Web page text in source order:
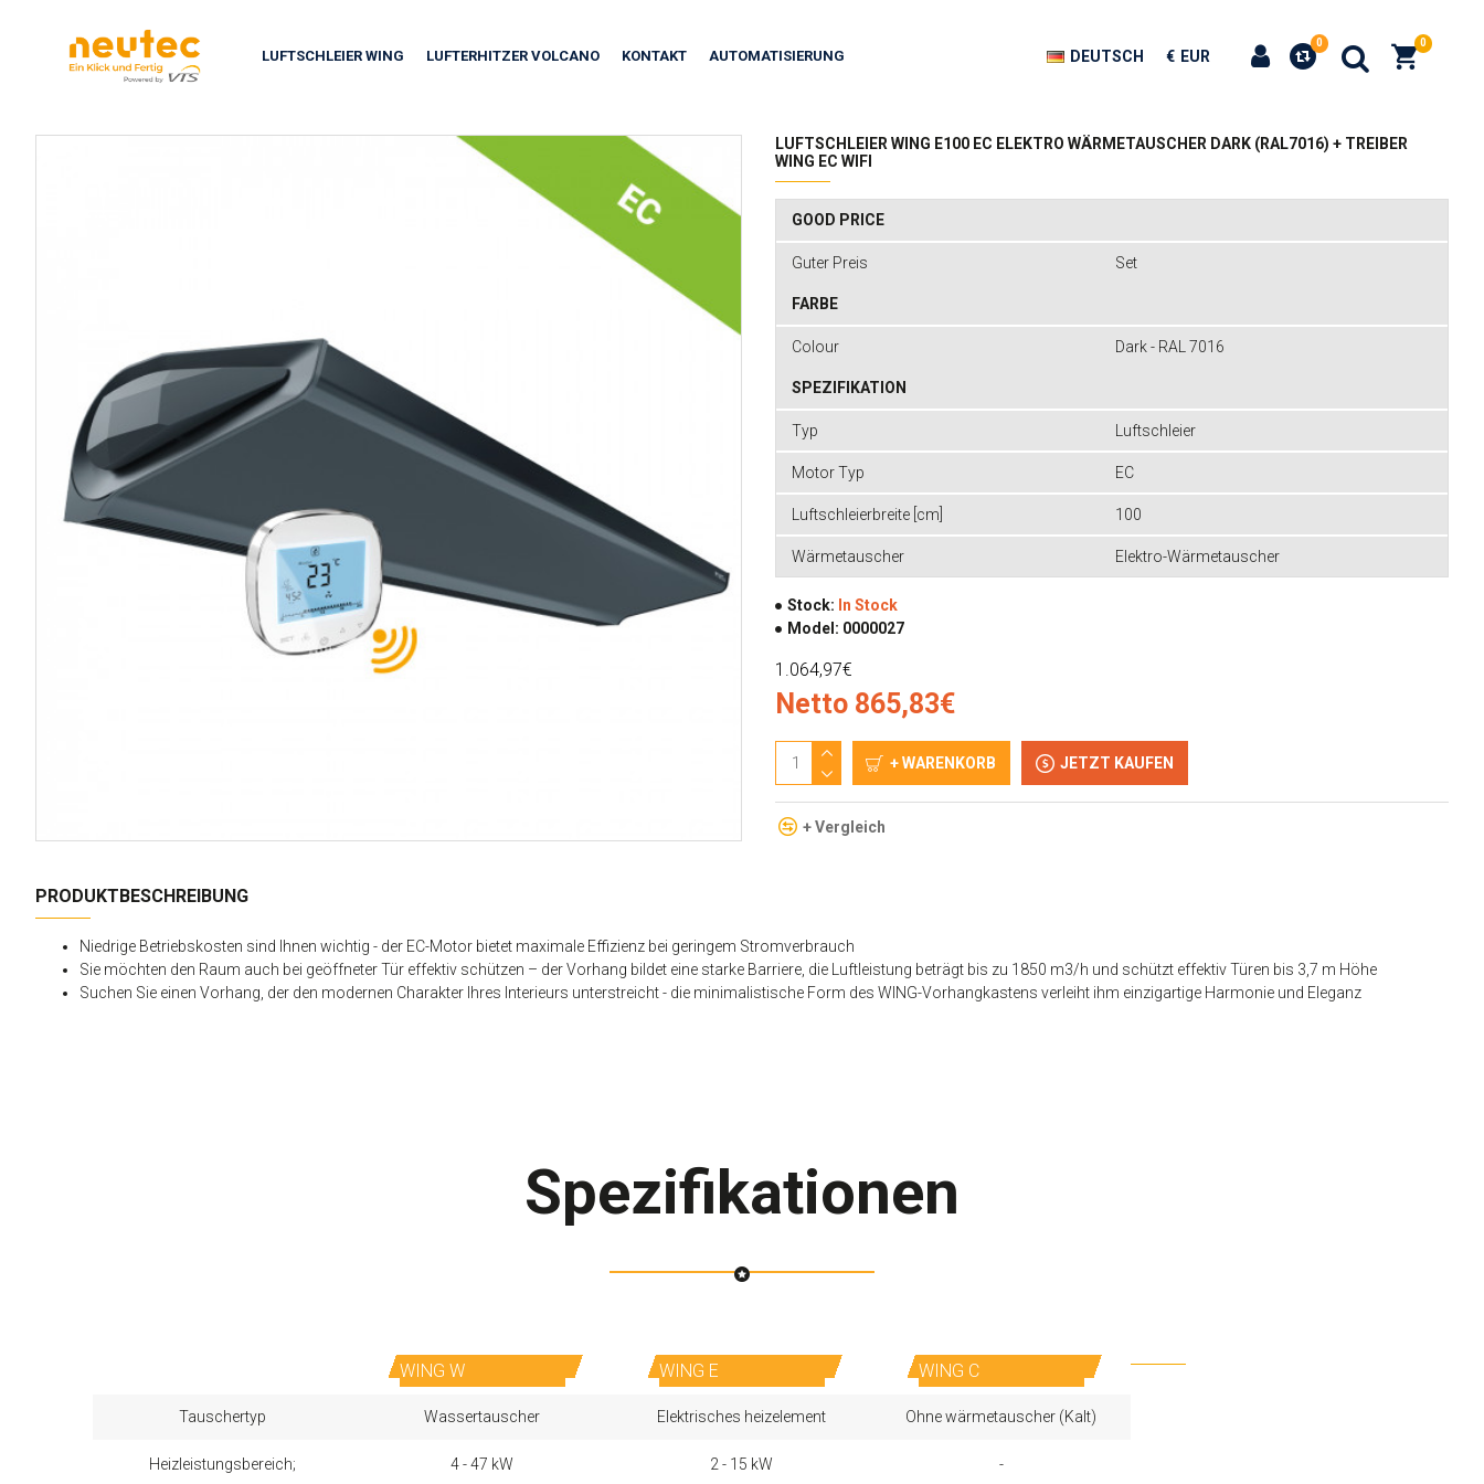
LUFTSCHLEIER WING LUFTERHITZER VOLCANO KONTAKT AUTOMATISIERUNG DEUTSCH € EUR
0 0
LUFTSCHLEIER WING E100 EC ELEKTRO WÄRMETAUSCHER DARK (RAL7016) + TREIBER
WING EC WIFI
GOOD PRICE
Guter Preis Set
FARBE
Colour Dark - RAL 7016
SPEZIFIKATION
Typ Luftschleier
Motor Typ EC
Luftschleierbreite [cm] 100
Wärmetauscher Elektro-Wärmetauscher
Stock: In Stock
Model: 0000027
1.064,97€
Netto 865,83€
+ WARENKORB JETZT KAUFEN
+ Vergleich
PRODUKTBESCHREIBUNG
Niedrige Betriebskosten sind Ihnen wichtig - der EC-Motor bietet maximale Effizienz bei geringem Stromverbrauch
Sie möchten den Raum auch bei geöffneter Tür effektiv schützen – der Vorhang bildet eine starke Barriere, die Luftleistung beträgt bis zu 1850 m3/h und schützt effektiv Türen bis 3,7 m Höhe
Suchen Sie einen Vorhang, der den modernen Charakter Ihres Interieurs unterstreicht- die minimalistische Form des WING-Vorhangkastens verleiht ihm einzigartige Harmonie und Eleganz
Spezifikationen
WING W WING E WING C
Tauschertyp Wassertauscher Elektrisches heizelement Ohne wärmetauscher (Kalt)
Heizleistungsbereich; 4 - 47 kW 2 - 15 kW -